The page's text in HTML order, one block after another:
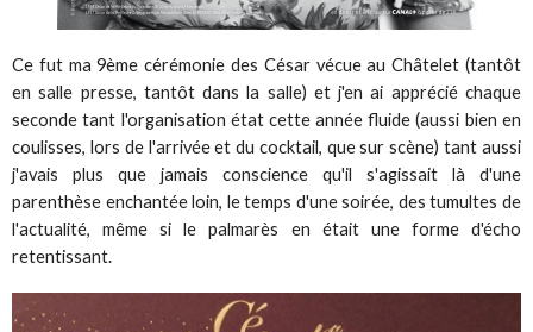
Ce fut ma 9ème cérémonie des César vécue au Châtelet (tantôt
en salle presse, tantôt dans la salle) et j'en ai apprécié chaque
seconde tant l'organisation état cette année fluide (aussi bien en
coulisses, lors de l'arrivée et du cocktail, que sur scène) tant aussi
j'avais plus que jamais conscience qu'il s'agissait là d'une
parenthèse enchantée loin, le temps d'une soirée, des tumultes de
l'actualité, même si le palmarès en était une forme d'écho
retentissant.